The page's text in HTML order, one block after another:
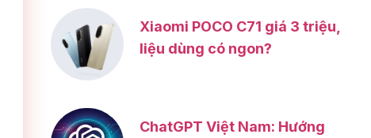
Xiaomi POCO C71 giá 3 triệu,
liệu dùng có ngon?
ChatGPT Việt Nam: Hướng